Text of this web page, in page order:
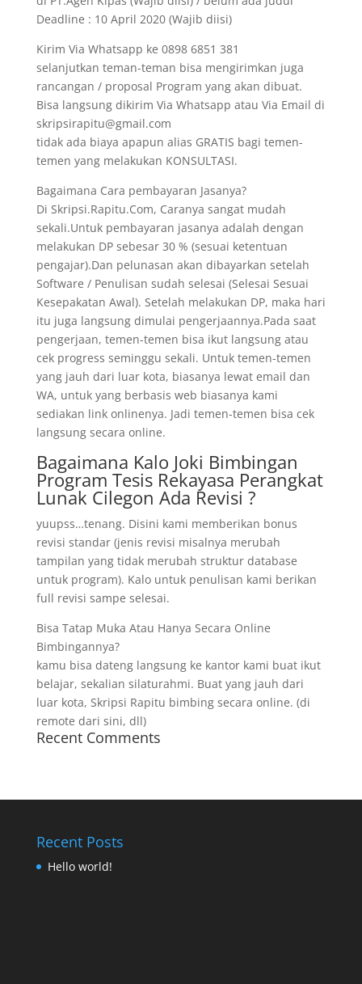
Deadline : 10 April 2020 (Wajib diisi)
Kirim Via Whatsapp ke 0898 6851 381
selanjutkan teman-teman bisa mengirimkan juga
rancangan / proposal Program yang akan dibuat.
Bisa langsung dikirim Via Whatsapp atau Via Email di
skripsirapitu@gmail.com
tidak ada biaya apapun alias GRATIS bagi temen-
temen yang melakukan KONSULTASI.
Bagaimana Cara pembayaran Jasanya?
Di Skripsi.Rapitu.Com, Caranya sangat mudah
sekali.Untuk pembayaran jasanya adalah dengan
melakukan DP sebesar 30 % (sesuai ketentuan
pengajar).Dan pelunasan akan dibayarkan setelah
Software / Penulisan sudah selesai (Selesai Sesuai
Kesepakatan Awal). Setelah melakukan DP, maka hari
itu juga langsung dimulai pengerjaannya.Pada saat
pengerjaan, temen-temen bisa ikut langsung atau
cek progress seminggu sekali. Untuk temen-temen
yang jauh dari luar kota, biasanya lewat email dan
WA, untuk yang berbasis web biasanya kami
sediakan link onlinenya. Jadi temen-temen bisa cek
langsung secara online.
Bagaimana Kalo Joki Bimbingan
Program Tesis Rekayasa Perangkat
Lunak Cilegon Ada Revisi ?
yuupss…tenang. Disini kami memberikan bonus
revisi standar (jenis revisi misalnya merubah
tampilan yang tidak merubah struktur database
untuk program). Kalo untuk penulisan kami berikan
full revisi sampe selesai.
Bisa Tatap Muka Atau Hanya Secara Online
Bimbingannya?
kamu bisa dateng langsung ke kantor kami buat ikut
belajar, sekalian silaturahmi. Buat yang jauh dari
luar kota, Skripsi Rapitu bimbing secara online. (di
remote dari sini, dll)
Recent Comments
Recent Posts
Hello world!